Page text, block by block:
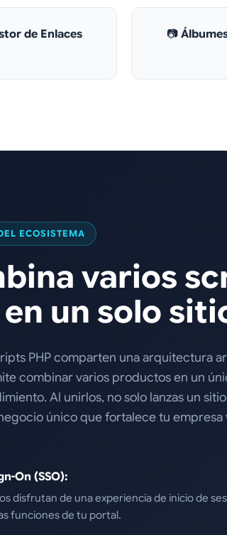
de Enlaces 📷
ECOSISTEMA
varios
en un solo
PHP comparten una arquitectura
combinar varios productos en un
Al unirlos, no solo lanzas un
único que fortalece tu empresa
On (SSO):
disfrutan de una experiencia de inicio de
funciones de tu portal.